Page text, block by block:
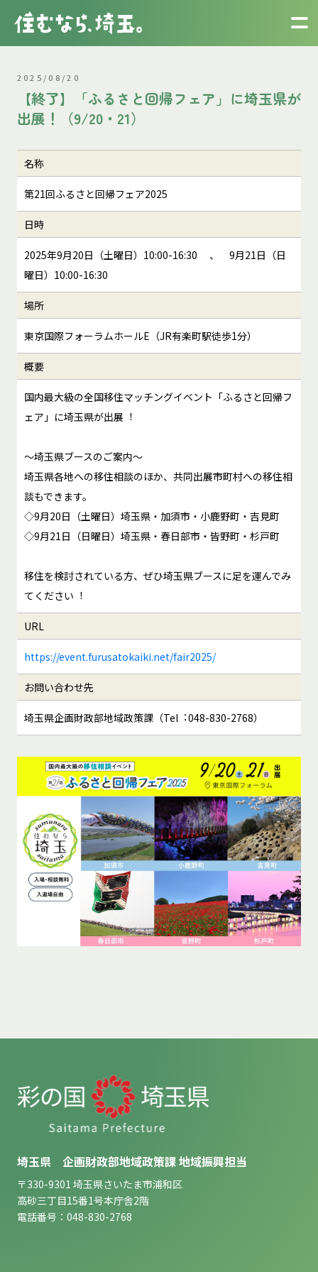
2025/08/20
【終了】「ふるさと回帰フェア」に埼玉県が
出展！（9/20・21）
名称
第21回ふるさと回帰フェア2025
日時
2025年9月20日（土曜日）10:00-16:30 、 9月21日（日
曜日）10:00-16:30
場所
東京国際フォーラムホールE（JR有楽町駅徒歩1分）
概要
国内最大級の全国移住マッチングイベント「ふるさと回帰フ
ェア」に埼玉県が出展︕
～埼玉県ブースのご案内～
埼玉県各地への移住相談のほか、共同出展市町村への移住相
談もできます。
◇9月20日（土曜日）埼玉県・加須市・小鹿野町・吉見町
◇9月21日（日曜日）埼玉県・春日部市・皆野町・杉戸町
移住を検討されている方、ぜひ埼玉県ブースに足を運んでみ
てください︕
URL
https://event.furusatokaiki.net/fair2025/
お問い合わせ先
埼玉県企画財政部地域政策課（Tel︓048-830-2768）
埼玉県 企画財政部地域政策課 地域振興担当
〒330-9301 埼玉県さいたま市浦和区
高砂三丁目15番1号本庁舎2階
電話番号：048-830-2768